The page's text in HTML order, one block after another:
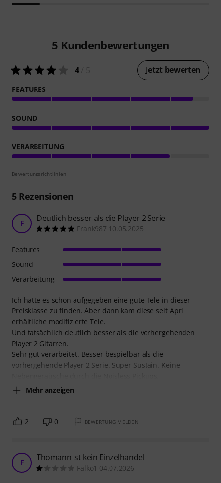
5 Kundenbewertungen
4/ 5 Jetzt bewerten
FEATURES
SOUND
VERARBEITUNG
Bewertungsrichtlinien
5Rezensionen
F Deutlich besser als die Player 2 Serie
Frank987 10.05.2025
Ich hatte es schon aufgegeben eine gute Tele in dieser
Preisklasse zu finden. Aber dann kam diese seit April
erhältliche modifizierte Tele.
Und tatsächlich deutlich besser als die vorhergehenden
Player 2 Gitarren.
Sehr gut verarbeitet. Besser bespielbar als die
vorhergehende Player 2 Serie. Super Sustain. Keine
Mehr anzeigen
Features
Sound
Verarbeitung
2 0 BEWERTUNG MELDEN
F Thomann ist kein Einzelhandel
Falko1 04.07.2026